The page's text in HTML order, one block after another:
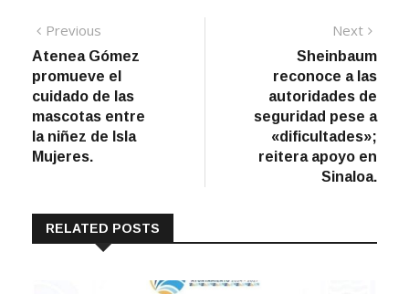
Navegación
de
entradas
Previous
post:
Atenea Gómez
promueve el
cuidado de las
mascotas entre
la niñez de Isla
Mujeres.
Next
post:
Sheinbaum
reconoce a las
autoridades de
seguridad pese a
«dificultades»;
reitera apoyo en
Sinaloa.
RELATED POSTS